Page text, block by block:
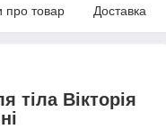
про товар Доставка
Вікторія